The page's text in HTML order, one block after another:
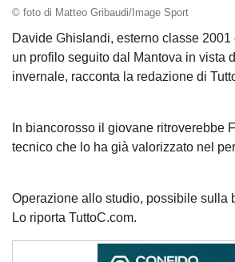
© foto di Matteo Gribaudi/Image Sport
Davide Ghislandi, esterno classe
un profilo seguito dal Mantova in vista
invernale, racconta la redazione di
In biancorosso il giovane ritroverebbe
tecnico che lo ha già valorizzato nel
Operazione allo studio, possibile sulla
Lo riporta TuttoC.com.